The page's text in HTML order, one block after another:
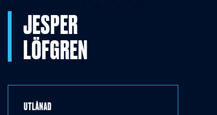
JESPER
LÖFGREN
UTLÅNAD